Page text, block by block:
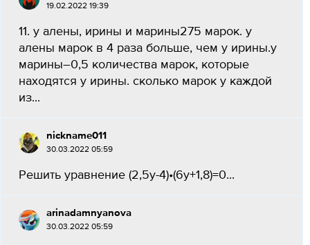
19.02.2022 19:39
11. у алены, ирины и марины275 марок. у
алены марок в 4 раза больше, чем у ирины.у
марины–0,5 количества марок, которые
находятся у ирины. сколько марок у каждой
из...
nickname011
30.03.2022 05:59
Решить уравнение (2,5y-4)•(6y+1,8)=0...
arinadamnyanova
30.03.2022 05:59